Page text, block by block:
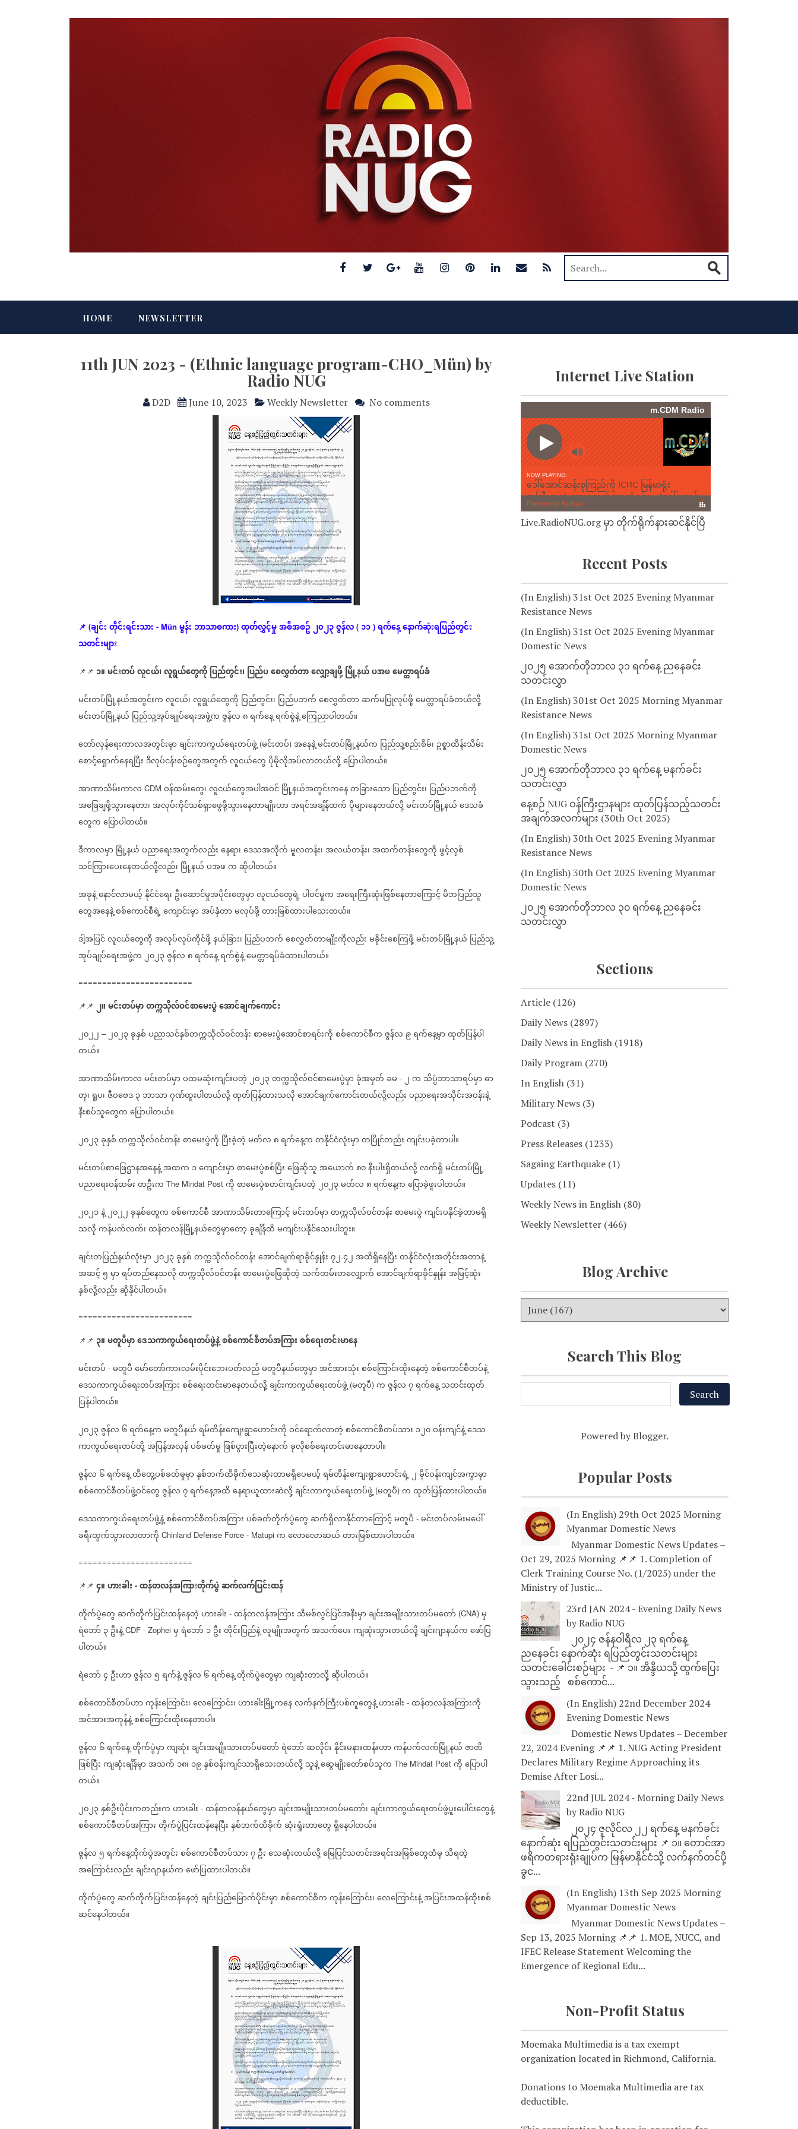
HOME NEWSLETTER
11th JUN 2023 - (Ethnic language program-CHO_Mün) by
Radio NUG
D2D June 10, 2023 Weekly Newsletter No comments
📌 (ချင်းတိုင်းရင်းသား - Mün မွန်းဘာသာစကား) ထုတ်လွှင့်မှုအစီအစဥ်၂၀၂၃ဇွန်လ ( ၁၁ ) ရက်နေ့နောက်ဆုံးရပြည်တွင်း
သတင်းများ
📌📌 ၁။မင်းတပ်လူငယ်၊လူရွယ်တွေကိုပြည်တွင်း၊ ပြည်ပစေလွှတ်တာလျှော့ချဖို့မြို့နယ်ပအဖမေတ္တာရပ်ခံ
မင်းတပ်မြို့နယ်အတွင်းကလူငယ်၊လူရွယ်တွေကို ပြည်တွင်း၊ ပြည်ပဘက်စေလွှတ်တာဆက်မပြုလုပ်ဖို့မေတ္တာရပ်ခံတယ်လို့
မင်းတပ်မြို့နယ် ပြည်သူ့အုပ်ချုပ်ရေးအဖွဲ့ကဇွန်လ၈ရက်နေ့ရက်စွဲနဲ့ကြေညာပါတယ်။
တော်လှန်‌ရေးကာလအတွင်းမှာချင်းကာကွယ်ရေးတပ်ဖွဲ့ (မင်းတပ်) အနေနဲ့မင်းတပ်မြို့နယ်က ပြည်သူ့စည်းစိမ်၊ ဥစ္စာထိန်းသိမ်း
စောင့်ရှောက်နေရပြီးဒီလုပ်ငန်းစဉ်တွေအတွက်လူငယ်တွေပိုမိုလိုအပ်လာတယ်လို့ပြောပါတယ်။
အာဏာသိမ်းကာလ CDM ဝန်ထမ်းတွေ၊လူငယ်တွေအပါအဝင်မြို့နယ်အတွင်းကနေတခြားသောပြည်တွင်း၊ ပြည်ပဘက်ကို
အခြေချဖို့သွားနေတာ၊အလုပ်ကိုင်သစ်ရှာဖွေဖို့သွားနေတာမျိုးဟာအရင်အချိန်ထက်ပိုများနေတယ်လို့မင်းတပ်မြို့နယ်ဒေသခံ
တွေကပြောပါတယ်။
ဒီကာလမှာမြို့နယ်ပညာရေးအတွက်လည်းနေရာ၊ဒေသအလိုက်မူလတန်း၊အလယ်တန်း၊အထက်တန်းတွေကိုဖွင့်လှစ်
သင်ကြားပေးနေတယ်လို့လည်း မြို့နယ်ပအဖကဆိုပါတယ်။
အခုနဲ့နောင်လာမယ့်နိုင်ငံရေး ဦးဆောင်မှုအပိုင်းတွေမှာလူငယ်တွေရဲ့ပါဝင်မှုကအရေးကြီးဆုံးဖြစ်နေတာကြောင့်မိဘပြည်သူ
တွေအနေနဲ့စစ်ကောင်စီရဲ့ကျောင်းမှာအပ်နှံတာမလုပ်ဖို့တားမြစ်ထားပါသေးတယ်။
ဒါ့အပြင်လူငယ်တွေကိုအလုပ်လုပ်ကိုင်ဖို့နယ်ခြား၊ ပြည်ပဘက်စေလွှတ်တာမျိုးကိုလည်းမခိုင်းစေကြဖို့မင်းတပ်မြို့နယ် ပြည်သူ့
အုပ်ချုပ်ရေးအဖွဲ့က၂၀၂၃ဇွန်လ၈ရက်နေ့ရက်စွဲနဲ့မေတ္တာရပ်ခံထားပါတယ်။
========================
📌📌 ၂။မင်းတပ်မှာတက္ကသိုလ်ဝင်စာမေးပွဲအောင်ချက်ကောင်း
၂၀၂၂ –၂၀၂၃ခုနှစ်ပညာသင်နှစ်တက္ကသိုလ်ဝင်တန်းစာမေးပွဲအောင်စာရင်းကိုစစ်ကောင်စီကဇွန်လ ၉ရက်နေ့မှာထုတ်ပြန်ပါ
တယ်။
အာဏာသိမ်းကာလမင်းတပ်မှာပထမဆုံးကျင်းပတဲ့၂၀၂၃တက္ကသိုလ်ဝင်စာမေးပွဲမှာခုံအမှတ်ခမ - ၂က သိပ္ပံဘာသာရပ်မှာဓာ
တု၊ရူပ၊ဇီဝဗေဒ၃ဘာသာဂုဏ်ထူးပါတယ်လို့ထုတ်ပြန်ထားသလိုအောင်ချက်ကောင်းတယ်လို့လည်းပညာရေးအသိုင်းအဝန်းနဲ့
နီးစပ်သူတွေကပြောပါတယ်။
၂၀၂၃ခုနှစ်တက္ကသိုလ်ဝင်တန်းစာမေးပွဲကို ပြီးခဲ့တဲ့မတ်လ၈ရက်နေ့ကတနိုင်ငံလုံးမှာတပြိုင်တည်းကျင်းပခဲ့တာပါ။
မင်းတပ်စာဖြေဌာနအနေနဲ့အထက ၁ကျောင်းမှာစာမေးပွဲစစ်ပြီးဖြေဆိုသူအယောက်၈၀နီးပါးရှိတယ်လို့လက်ရှိမင်းတပ်မြို့
ပညာရေးဝန်ထမ်းတဦးက The Mindat Post ကိုစာမေးပွဲစတင်ကျင်းပတဲ့၂၀၂၃မတ်လ၈ရက်နေ့ကပြောခဲ့ဖူးပါတယ်။
၂၀၂၁နဲ့၂၀၂၂ခုနှစ်တွေကစစ်ကောင်စီအာဏာသိမ်းတာကြောင့်မင်းတပ်မှာတက္ကသိုလ်ဝင်တန်းစာမေးပွဲကျင်းပနိုင်ခဲ့တာမရှိ
သလိုကန်ပက်လက်၊ထန်တလန်မြို့နယ်တွေမှာတော့ခုချိန်ထိမကျင်းပနိုင်သေးပါဘူး။
ချင်းတပြည်နယ်လုံးမှာ၂၀၂၃ခုနှစ်တက္ကသိုလ်ဝင်တန်းအောင်ချက်ရာခိုင်နှုန်း၇၂.၄၂အထိရှိနေပြီးတနိုင်ငံလုံးအတိုင်းအတာနဲ့
အဆင့်၅မှာရပ်တည်နေသလိုတက္ကသိုလ်ဝင်တန်းစာမေးပွဲဖြေဆိုတဲ့ သက်တမ်းတလျှောက်အောင်ချက်ရာခိုင်နှုန်းအမြင့်ဆုံး
နှစ်လို့လည်းဆိုနိုင်ပါတယ်။
========================
📌📌 ၃။မတူပီမှာဒေသကာကွယ်‌ရေးတပ်ဖွဲ့နဲ့စစ်ကောင်စီတပ်အကြားစစ်‌ရေးတင်းမာနေ
မင်းတပ် - မတူပီမော်တော်ကားလမ်းပိုင်းဘေးပတ်လည်မတူပီနယ်တွေမှာအင်အားသုံးစစ်ကြောင်းထိုးနေတဲ့စစ်ကောင်စီတပ်နဲ့
ဒေသကာကွယ်‌ရေးတပ်အကြားစစ်ရေးတင်းမာနေတယ်လို့ချင်းကာကွယ်ရေးတပ်ဖွဲ့ (မတူပီ) ကဇွန်လ၇ရက်နေ့သတင်းထုတ်
ပြန်ပါတယ်။
၂၀၂၃ဇွန်လ ၆ရက်နေ့ကမတူပီနယ်ရမ်တိန်းကျေးရွာဟောင်းကိုဝင်ရောက်လာတဲ့စစ်ကောင်စီတပ်သား ၁၂၀ဝန်းကျင်နဲ့ဒေသ
ကာကွယ်ရေးတပ်တို့အပြန်အလှန်ပစ်ခတ်မှု ဖြစ်ပွားပြီးတဲ့နောက်ခုလိုစစ်ရေးတင်းမာနေတာပါ။
ဇွန်လ ၆ရက်နေ့ထိတွေ့ပစ်ခတ်မှုမှာနှစ်ဘက်ထိခိုက်သေဆုံးတာမရှိပေမယ့်ရမ်တိန်းကျေးရွာဟောင်းရဲ့၂မိုင်ဝန်းကျင်အကွာမှာ
စစ်ကောင်စီတပ်ဖွဲ့ဝင်တွေဇွန်လ၇ရက်နေ့အထိနေရာယူထားဆဲလို့ချင်းကာကွယ်ရေးတပ်ဖွဲ့ (မတူပီ) ကထုတ်ပြန်ထားပါတယ်။
ဒေသကာကွယ်ရေးတပ်ဖွဲ့နဲ့စစ်ကောင်စီတပ်အကြားပစ်ခတ်တိုက်ပွဲတွေဆက်ရှိလာနိုင်တာကြောင့်မတူပီ - မင်းတပ်လမ်းမပေါ်
ခရီးထွက်သွားလာတာကို Chinland Defense Force - Matupi က‌လောလောဆယ်တားမြစ်ထားပါတယ်။
========================
📌📌 ၄။ဟားခါး - ထန်တလန်အကြားတိုက်ပွဲဆက်လက်ပြင်းထန်
တိုက်ပွဲတွေဆက်တိုက်ပြင်းထန်နေတဲ့ဟားခါး - ထန်တလန်အကြား သီမစ်လွင်ပြင်အနီးမှာချင်းအမျိုးသားတပ်မတော် (CNA) မှ
ရဲဘော်၃ဦးနဲ့ CDF - Zophei မှရဲဘော်၁ဦးတိုင်းပြည်နဲ့လူမျိုးအတွက်အသက်ပေးကျဆုံးသွားတယ်လို့ချင်းဂျာနယ်ကဖော်ပြ
ပါတယ်။
ရဲဘော်၄ ဦးဟာဇွန်လ၅ရက်နဲ့ဇွန်လ ၆ရက်နေ့တိုက်ပွဲတွေမှာကျဆုံးတာလို့ဆိုပါတယ်။
စစ်ကောင်စီတပ်ဟာကုန်းကြောင်း၊လေကြောင်း၊ဟားခါးမြို့ကနေလက်နက်ကြီးပစ်ကူတွေနဲ့ဟားခါး - ထန်တလန်အကြားကို
အင်အားအကုန်နဲ့စစ်ကြောင်းထိုးနေတာပါ။
ဇွန်လ ၆ရက်နေ့တိုက်ပွဲမှာကျဆုံးချင်းအမျိုးသားတပ်မတော်ရဲဘော်ဆလိုင်းနိုင်းမနားထန်းဟာကန်ပက်လက်မြို့နယ်ဇာတိ
ဖြစ်ပြီးကျဆုံးချိန်မှာအသက် ၁၈၊ ၁၉နှစ်ဝန်းကျင်သာရှိသေးတယ်လို့သူနဲ့ဆွေမျိုးတော်စပ်သူက The Mindat Post ကိုပြောပါ
တယ်။
၂၀၂၃နှစ်ဦးပိုင်းကတည်းကဟားခါး - ထန်တလန်နယ်တွေမှာချင်းအမျိုးသားတပ်မတော်၊ချင်းကာကွယ်ရေးတပ်ဖွဲ့ပူးပေါင်းတွေနဲ့
စစ်ကောင်စီတပ်အကြားတိုက်ပွဲပြင်းထန်နေပြီးနှစ်ဘက်ထိခိုက်ဆုံးရှုံးတာတွေရှိနေပါတယ်။
ဇွန်လ၅ရက်နေ့တိုက်ပွဲအတွင်းစစ်ကောင်စီတပ်သား၇ဦးသေဆုံးတယ်လို့မြေပြင်သတင်းအရင်းအမြစ်တွေထံမှ သိရတဲ့
အကြောင်းလည်းချင်းဂျာနယ်ကဖော်ပြထားပါတယ်။
တိုက်ပွဲတွေဆက်တိုက်ပြင်းထန်နေတဲ့ချင်းပြည်မြောက်ပိုင်းမှာစစ်ကောင်စီကကုန်းကြောင်း၊လေကြောင်းနဲ့အပြင်းအထန်ထိုးစစ်
ဆင်နေပါတယ်။
Internet Live Station
Live.RadioNUG.org မှာ တိုက်ရိုက်နားဆင်နိုင်ပြီ
Recent Posts
(In English) 31st Oct 2025 Evening Myanmar
Resistance News
(In English) 31st Oct 2025 Evening Myanmar
Domestic News
၂၀၂၅ အောက်တိုဘာလ ၃၁ ရက်နေ့ ညနေခင်း
သတင်းလွှာ
(In English) 301st Oct 2025 Morning Myanmar
Resistance News
(In English) 31st Oct 2025 Morning Myanmar
Domestic News
၂၀၂၅ အောက်တိုဘာလ ၃၁ ရက်နေ့ မနက်ခင်း
သတင်းလွှာ
နေ့စဉ် NUG ဝန်ကြီးဌာနများ ထုတ်ပြန်သည့်သတင်း
အချက်အလက်များ (30th Oct 2025)
(In English) 30th Oct 2025 Evening Myanmar
Resistance News
(In English) 30th Oct 2025 Evening Myanmar
Domestic News
၂၀၂၅ အောက်တိုဘာလ ၃၀ ရက်နေ့ ညနေခင်း
သတင်းလွှာ
Sections
Article (126)
Daily News (2897)
Daily News in English (1918)
Daily Program (270)
In English (31)
Military News (3)
Podcast (3)
Press Releases (1233)
Sagaing Earthquake (1)
Updates (11)
Weekly News in English (80)
Weekly Newsletter (466)
Blog Archive
Search This Blog
Powered byBlogger.
Popular Posts
(In English) 29th Oct 2025 Morning
Myanmar Domestic News
Myanmar Domestic News Updates –
Oct 29, 2025 Morning 📌📌 1. Completion of
Clerk Training Course No. (1/2025) under the
Ministry of Justic...
23rd JAN 2024 - Evening Daily News
by Radio NUG
၂၀၂၄ ဇန်နဝါရီလ ၂၃ ရက်နေ့
ညနေခင်း နောက်ဆုံး ရပြည်တွင်းသတင်းများ
သတင်းခေါင်းစဉ်များ - 📌 ၁။ အိန္ဒိယသို့ ထွက်ပြေး
သွားသည့် စစ်ကောင်...
(In English) 22nd December 2024
Evening Domestic News
Domestic News Updates – December
22, 2024 Evening 📌📌 1. NUG Acting President
Declares Military Regime Approaching its
Demise After Losi...
22nd JUL 2024 - Morning Daily News
by Radio NUG
၂၀၂၄ ဇူလိုင်လ ၂၂ ရက်နေ့ မနက်ခင်း
နောက်ဆုံး ရပြည်တွင်းသတင်းများ 📌 ၁။ တောင်အာ
ဖရိကတရားရုံးချုပ်က မြန်မာနိုင်ငံသို့ လက်နက်တင်ပို့
ခွင...
(In English) 13th Sep 2025 Morning
Myanmar Domestic News
Myanmar Domestic News Updates –
Sep 13, 2025 Morning 📌📌 1. MOE, NUCC, and
IFEC Release Statement Welcoming the
Emergence of Regional Edu...
Non-Profit Status
Moemaka Multimedia is a tax exempt
organization located in Richmond, California.
Donations to Moemaka Multimedia are tax
deductible.